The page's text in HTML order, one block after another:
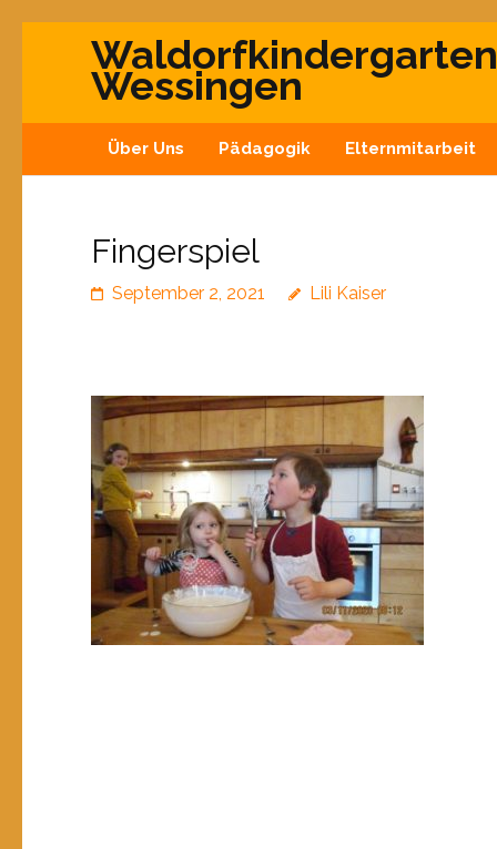
Waldorfkindergarten
Wessingen
Über Uns Pädagogik Elternmitarbeit
Fingerspiel
September 2, 2021 Lili Kaiser